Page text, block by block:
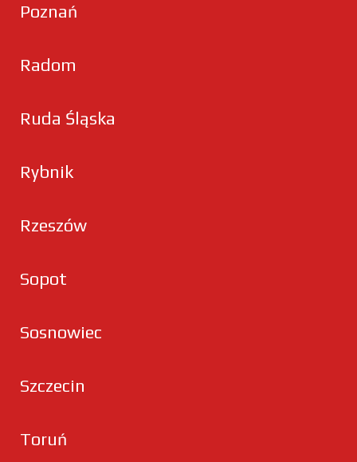
Poznań
Radom
Ruda Śląska
Rybnik
Rzeszów
Sopot
Sosnowiec
Szczecin
Toruń